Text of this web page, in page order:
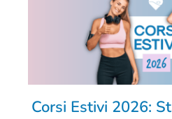
Corsi Estivi 2026: